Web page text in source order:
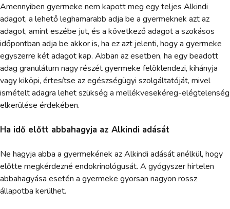
Amennyiben gyermeke nem kapott meg egy teljes Alkindi
adagot, a lehető leghamarabb adja be a gyermeknek azt az
adagot, amint eszébe jut, és a következő adagot a szokásos
időpontban adja be akkor is, ha ez azt jelenti, hogy a gyermeke
egyszerre két adagot kap. Abban az esetben, ha egy beadott
adag granulátum nagy részét gyermeke felöklendezi, kihányja
vagy kiköpi, értesítse az egészségügyi szolgáltatóját, mivel
ismételt adagra lehet szükség a mellékvesekéreg-elégtelenség
elkerülése érdekében.
Ha idő előtt abbahagyja az Alkindi adását
Ne hagyja abba a gyermekének az Alkindi adását anélkül, hogy
előtte megkérdezné endokrinológusát. A gyógyszer hirtelen
abbahagyása esetén a gyermeke gyorsan nagyon rossz
állapotba kerülhet.